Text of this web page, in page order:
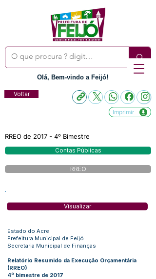
Olá, Bem-vindo a Feijó!
Voltar
Imprimir
RREO de 2017 - 4º Bimestre
Contas Públicas
RREO
Visualizar
Estado do Acre
Prefeitura Municipal de Feijó
Secretaria Municipal de Finanças
Relatório Resumido da Execução Orçamentária
(RREO)
4º bimestre de 2017